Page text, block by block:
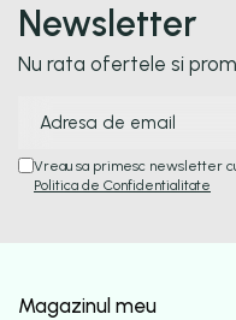
Newsletter
Nu rata ofertele si
Vreau sa primesc newsletter
Politica de Confidentialitate
Magazinul meu